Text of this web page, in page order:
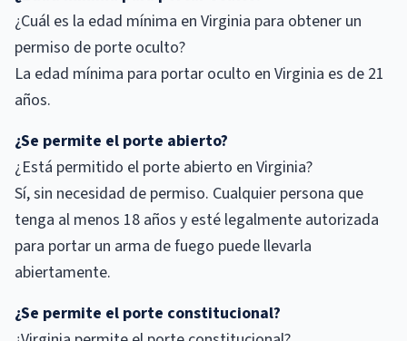
¿Cuál es la edad mínima en Virginia para obtener un
permiso de porte oculto?
La edad mínima para portar oculto en Virginia es de 21
años.
¿Se permite el porte abierto?
¿Está permitido el porte abierto en Virginia?
Sí, sin necesidad de permiso. Cualquier persona que
tenga al menos 18 años y esté legalmente autorizada
para portar un arma de fuego puede llevarla
abiertamente.
¿Se permite el porte constitucional?